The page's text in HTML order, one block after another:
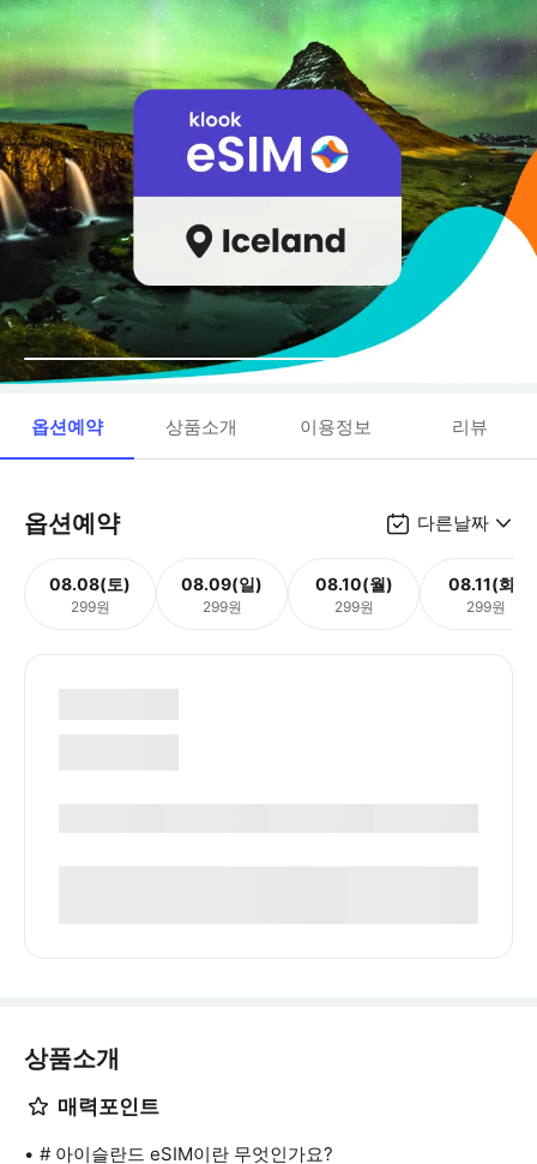
옵션예약 상품소개 이용정보 리뷰
옵션예약 다른날짜
08.08(토)
299원
08.09(일)
299원
08.10(월)
299원
08.11(화)
299원
상품소개
매력포인트
# 아이슬란드 eSIM이란 무엇인가요?